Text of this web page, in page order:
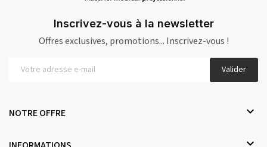
Inscrivez-vous à la newsletter
Offres exclusives, promotions... Inscrivez-vous !
Valider
NOTRE OFFRE 
